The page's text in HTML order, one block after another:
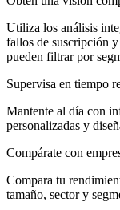
Utiliza los análisis
fallos de suscripción y
pueden filtrar por
Supervisa en tiempo
Mantente al día con
personalizadas y
Compárate con
Compara tu
tamaño, sector y